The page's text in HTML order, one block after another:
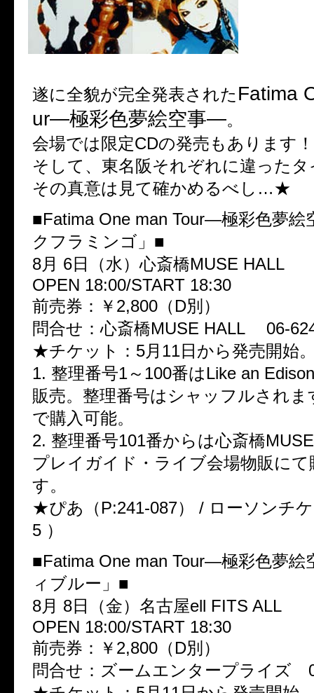
遂に全貌が完全発表された Fatima
ur―極彩色夢絵空事―。
会場では限定CDの発売もあります！
そして、東名阪それぞれに違った
その真意は見て確かめるべし…★
■Fatima One man Tour―極彩色夢
クフラミンゴ」■
8月 6日（水）心斎橋MUSE HALL
OPEN 18:00/START 18:30
前売券：￥2,800（D別）
問合せ：心斎橋MUSE HALL 06-
★チケット：5月11日から発売開始
1. 整理番号1～100番はLike an
販売。整理番号はシャッフルされま
で購入可能。
2. 整理番号101番からは心斎橋
プレイガイド・ライブ会場物販に
す。
★ぴあ（P:241-087） / ローソンチ
5 ）
■Fatima One man Tour―極彩色夢
ィブルー」■
8月 8日（金）名古屋ell FITS ALL
OPEN 18:00/START 18:30
前売券：￥2,800（D別）
問合せ：ズームエンタープライズ